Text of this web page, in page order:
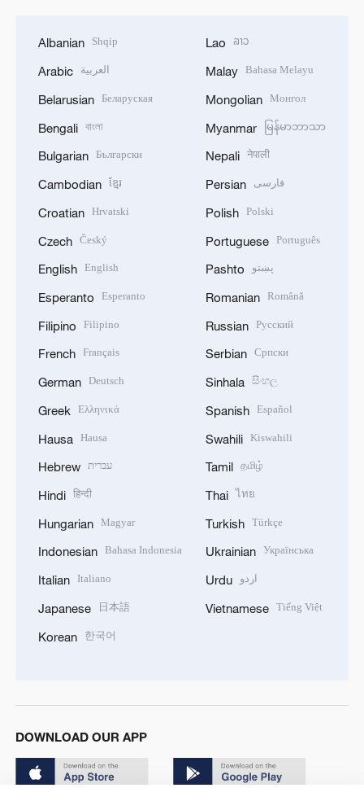
Albanian Shqip
Arabic العربية
Belarusian Беларуская
Bengali বাংলা
Bulgarian Български
Cambodian ខ្មែរ
Croatian Hrvatski
Czech Český
English English
Esperanto Esperanto
Filipino Filipino
French Français
German Deutsch
Greek Ελληνικά
Hausa Hausa
Hebrew עברית
Hindi हिन्दी
Hungarian Magyar
Indonesian Bahasa Indonesia
Italian Italiano
Japanese 日本語
Korean 한국어
Lao ລາວ
Malay Bahasa Melayu
Mongolian Монгол
Myanmar မြန်မာဘာသာ
Nepali नेपाली
Persian فارسی
Polish Polski
Portuguese Português
Pashto پښتو
Romanian Română
Russian Русский
Serbian Српски
Sinhala සිංහල
Spanish Español
Swahili Kiswahili
Tamil தமிழ்
Thai ไทย
Turkish Türkçe
Ukrainian Українська
Urdu اردو
Vietnamese Tiếng Việt
DOWNLOAD OUR APP